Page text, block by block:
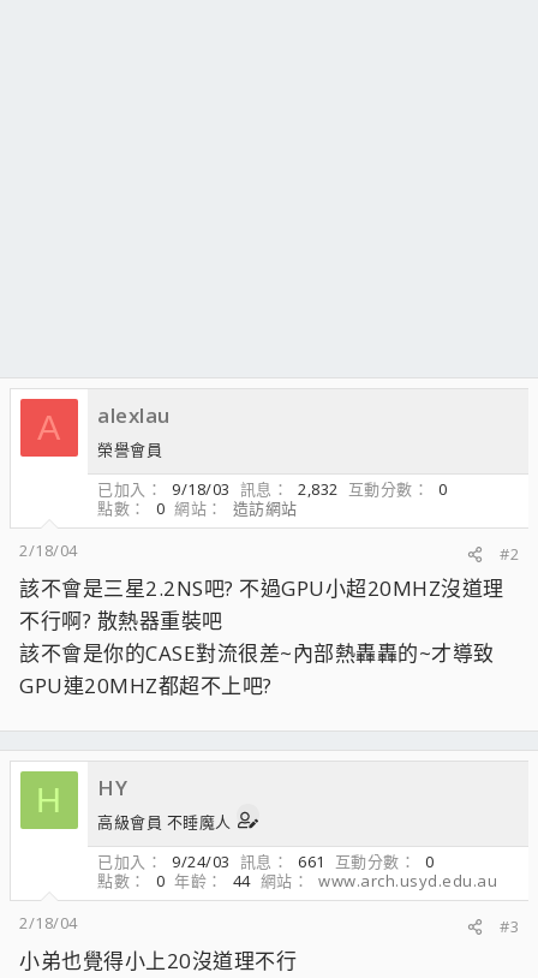
A alexlau
榮譽會員
已加入
9/18/03 訊息 2,832 互動分數
0
點數
0 網站
造訪網站
2/18/04
#2
該不會是三星2.2NS吧? 不過GPU小超20MHZ沒道理
不行啊? 散熱器重裝吧
該不會是你的CASE對流很差~內部熱轟轟的~才導致
GPU連20MHZ都超不上吧?
H HY
高級會員 不睡魔人
已加入
9/24/03 訊息 661 互動分數
0
點數
0 年齡 44 網站
www.arch.usyd.edu.au
2/18/04
#3
小弟也覺得小上20沒道理不行